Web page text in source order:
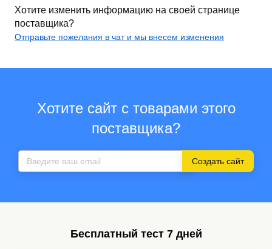
Хотите изменить информацию на своей странице
поставщика?
Отправьте пожелания в чат и мы внесем изменения
Хотите сайт с товарами этого
поставщика?
Создать сайт
Бесплатный тест 7 дней